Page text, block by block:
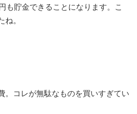
も貯金できることになります。こ
。
。コレが無駄なものを買いすぎてい